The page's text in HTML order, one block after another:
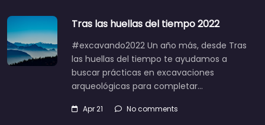
Tras las huellas del tiempo 2022
#excavando2022 Un año más, desde Tras
las huellas del tiempo te ayudamos a
buscar prácticas en excavaciones
arqueológicas para completar…
Apr 21 No comments